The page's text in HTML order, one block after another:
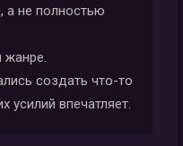
а не полностью
жанре.
создать что-то
усилий впечатляет.